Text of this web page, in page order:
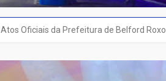
Atos Oficiais da Prefeitura de Belford Roxo